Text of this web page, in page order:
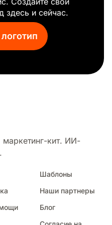
здесь и сейчас.
маркетинг-кит. ИИ-
Шаблоны
Наши партнеры
Блог